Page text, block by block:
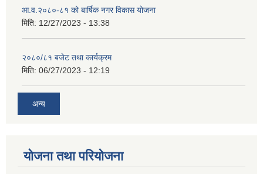
आ.व.२०८०-८१ को बार्षिक नगर विकास योजना
मिति: 12/27/2023 - 13:38
२०८०/८१ बजेट तथा कार्यक्रम
मिति: 06/27/2023 - 12:19
अन्य
योजना तथा परियोजना